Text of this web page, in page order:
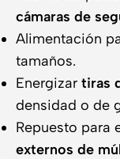
cámaras de
Alimentación
tamaños.
Energizar tiras
densidad o de
Repuesto para
externos de